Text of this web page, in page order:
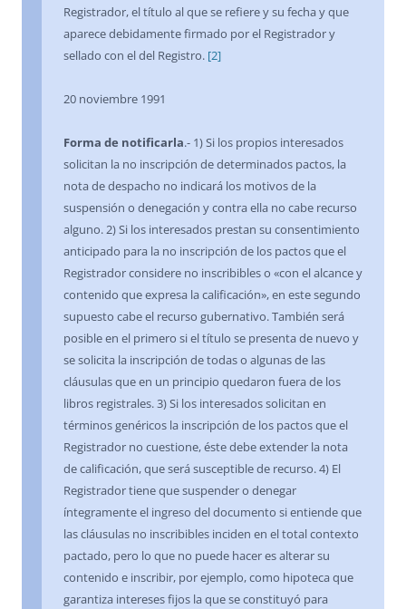
Registrador, el título al que se refiere y su fecha y que
aparece debidamente firmado por el Registrador y
sellado con el del Registro. [2]
20 noviembre 1991
Forma de notificarla.- 1) Si los propios interesados
solicitan la no inscripción de determinados pactos, la
nota de despacho no indicará los motivos de la
suspensión o denegación y contra ella no cabe recurso
alguno. 2) Si los interesados prestan su consentimiento
anticipado para la no inscripción de los pactos que el
Registrador considere no inscribibles o «con el alcance y
contenido que expresa la calificación», en este segundo
supuesto cabe el recurso gubernativo. También será
posible en el primero si el título se presenta de nuevo y
se solicita la inscripción de todas o algunas de las
cláusulas que en un principio quedaron fuera de los
libros registrales. 3) Si los interesados solicitan en
términos genéricos la inscripción de los pactos que el
Registrador no cuestione, éste debe extender la nota
de calificación, que será susceptible de recurso. 4) El
Registrador tiene que suspender o denegar
íntegramente el ingreso del documento si entiende que
las cláusulas no inscribibles inciden en el total contexto
pactado, pero lo que no puede hacer es alterar su
contenido e inscribir, por ejemplo, como hipoteca que
garantiza intereses fijos la que se constituyó para